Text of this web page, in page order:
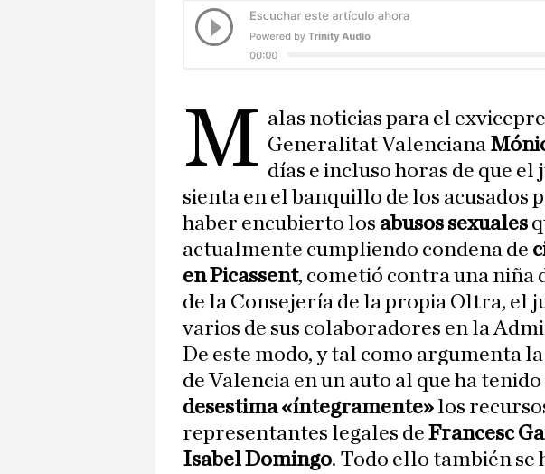
M alas noticias para el
Generalitat Valenciana
días e incluso horas de que el
sienta en el banquillo de los acusados
haber encubierto los abusos sexuales
actualmente cumpliendo condena de
en Picassent, cometió contra una niña
de la Consejería de la propia Oltra, el
varios de sus colaboradores en la
De este modo, y tal como argumenta
de Valencia en un auto al que ha tenido
desestima «íntegramente» los
representantes legales de Francesc
Isabel Domingo. Todo ello también se